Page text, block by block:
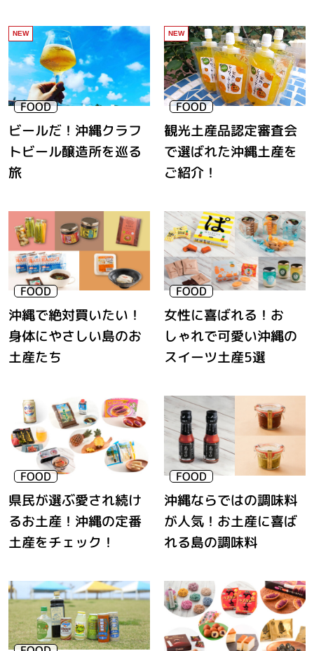
ビールだ！沖縄クラフ
トビール醸造所を巡る
旅
観光土産品認定審査会
で選ばれた沖縄土産を
ご紹介！
沖縄で絶対買いたい！
身体にやさしい島のお
土産たち
女性に喜ばれる！お
しゃれで可愛い沖縄の
スイーツ土産5選
県民が選ぶ愛され続け
るお土産！沖縄の定番
土産をチェック！
沖縄ならではの調味料
が人気！お土産に喜ば
れる島の調味料